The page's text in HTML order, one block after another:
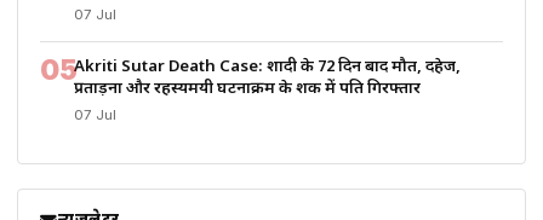
07 Jul
05Akriti Sutar Death Case: शादी के 72 दिन बाद मौत, दहेज,
प्रताड़ना और रहस्यमयी घटनाक्रम के शक में पति गिरफ्तार
07 Jul